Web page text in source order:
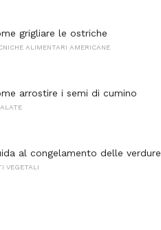
grigliare le ostriche
ALIMENTARI AMERICANE
arrostire i semi di cumino
al congelamento delle verdure
VEGETALI